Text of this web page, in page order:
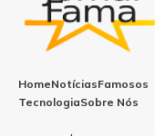
HomeNotíciasFamosos
TecnologiaSobre Nós